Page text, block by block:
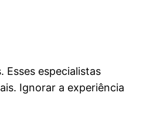
especialistas
Ignorar a experiência